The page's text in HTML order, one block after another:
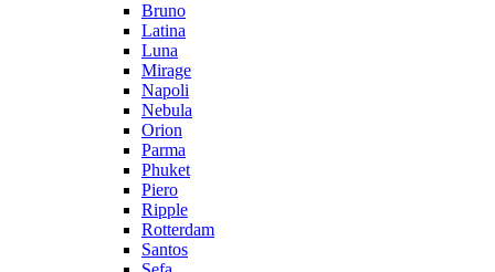
Bruno
Latina
Luna
Mirage
Napoli
Nebula
Orion
Parma
Phuket
Piero
Ripple
Rotterdam
Santos